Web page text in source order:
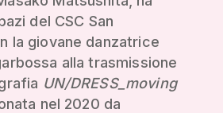
del CSC San
la giovane danzatrice
alla trasmissione
UN/DRESS_moving
nel 2020 da